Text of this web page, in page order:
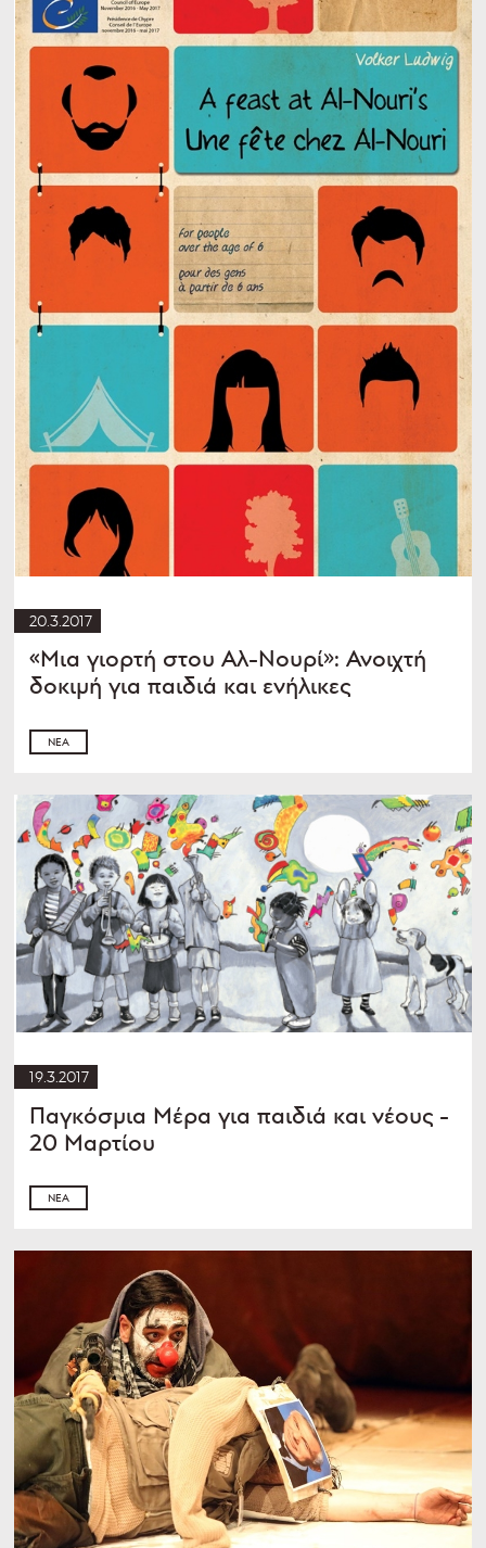
20.3.2017
«Μια γιορτή στου Αλ-Νουρί»: Ανοιχτή
δοκιμή για παιδιά και ενήλικες
ΝΈΑ
19.3.2017
Παγκόσμια Μέρα για παιδιά και νέους -
20 Μαρτίου
ΝΈΑ